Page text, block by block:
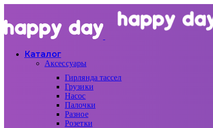
Каталог
Аксессуары
Гирлянда тассел
Грузики
Насос
Палочки
Разное
Розетки